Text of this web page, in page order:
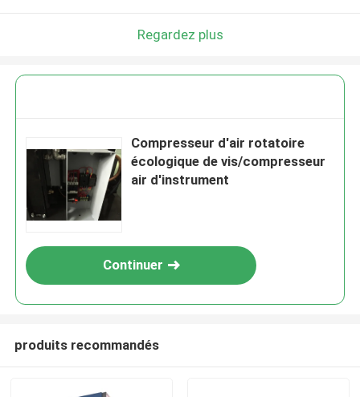
Regardez plus
Compresseur d'air rotatoire
écologique de vis/compresseur
air d'instrument
Continuer
produits recommandés